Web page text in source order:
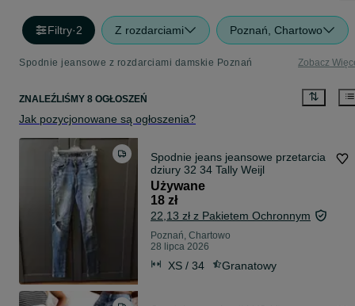
Filtry·2 Z rozdarciami Poznań, Chartowo
Spodnie jeansowe z rozdarciami damskie Poznań Zobacz
ZNALEŹLIŚMY 8 OGŁOSZEŃ
Jak pozycjonowane są ogłoszenia?
Spodnie jeans jeansowe przetarcia
dziury 32 34 Tally Weijl
Używane
18 zł
22,13 zł z Pakietem Ochronnym
Poznań, Chartowo
28 lipca 2026
XS / 34 Granatowy